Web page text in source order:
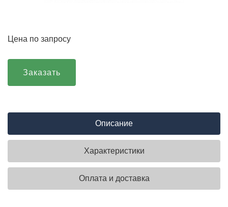
Цена по запросу
Заказать
Описание
Характеристики
Оплата и доставка